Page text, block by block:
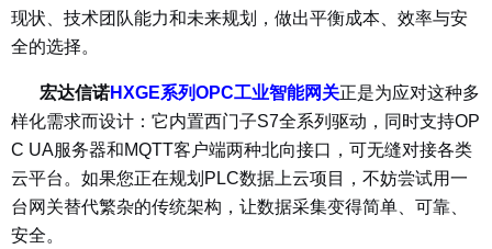
现状、技术团队能力和未来规划，做出平衡成本、效率与安
全的选择。
宏达信诺HXGE系列OPC工业智能网关正是为应对这种多
样化需求而设计：它内置西门子S7全系列驱动，同时支持OP
C UA服务器和MQTT客户端两种北向接口，可无缝对接各类
云平台。如果您正在规划PLC数据上云项目，不妨尝试用一
台网关替代繁杂的传统架构，让数据采集变得简单、可靠、
安全。